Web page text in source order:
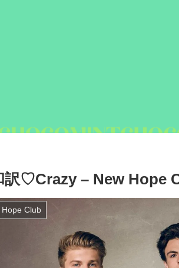
♡Crazy – New Hope
Hope Club